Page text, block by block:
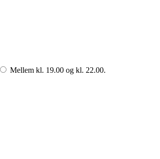
Mellem kl. 19.00 og kl. 22.00.